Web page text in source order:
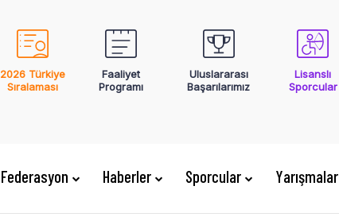
2026 Türkiye
Sıralaması
Faaliyet
Programı
Uluslararası
Başarılarımız
Lisanslı
Sporcular
Federasyon Haberler Sporcular Yarışmalar